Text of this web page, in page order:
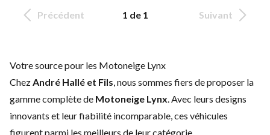
Précédent 1 de 1 Suivant
Votre source pour les Motoneige Lynx
ChezAndré Hallé et Fils, nous sommes fiers de proposer la
gamme complète de Motoneige Lynx. Avec leurs designs
innovants et leur fiabilité incomparable, ces véhicules
figurent parmi les meilleurs de leur catégorie.